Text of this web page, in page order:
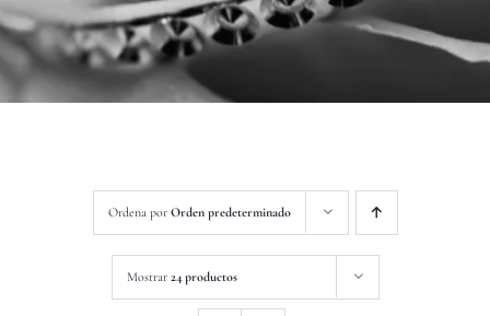
Ordena por Orden predeterminado
Mostrar 24 productos